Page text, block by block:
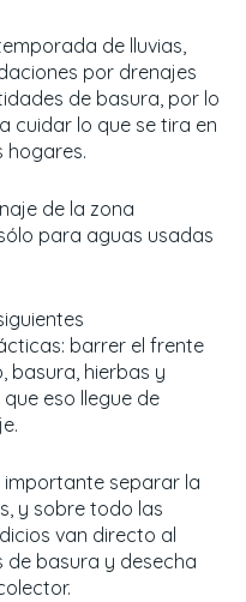
de lluvias,
por drenajes
de basura, por lo
cuidar lo que se tira en
hogares.
de la zona
para aguas usadas
barrer el frente
basura, hierbas y
eso llegue de
importante separar la
y sobre todo las
van directo al
de basura y desecha